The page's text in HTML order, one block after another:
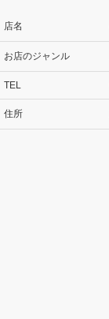
店名
お店のジャンル
TEL
住所